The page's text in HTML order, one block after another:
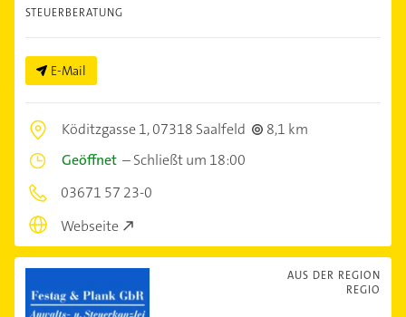
STEUERBERATUNG
E-Mail
Köditzgasse 1,07318 Saalfeld
8,1 km
Geöffnet –Schließt um 18:00
03671 57 23-0
Webseite
AUS DER REGION
REGIO